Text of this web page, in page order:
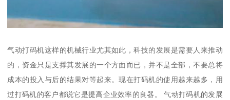
气动打码机这样的机械行业尤其如此，科技的发展是需要人来推动
的，资金只是支撑其发展的一个方面而已，并不是全部，不要总将
成本的投入与后的结果对等起来。现在打码机的使用越来越多，用
过打码机的客户都说它是提高企业效率的良器。 气动打码机的发展